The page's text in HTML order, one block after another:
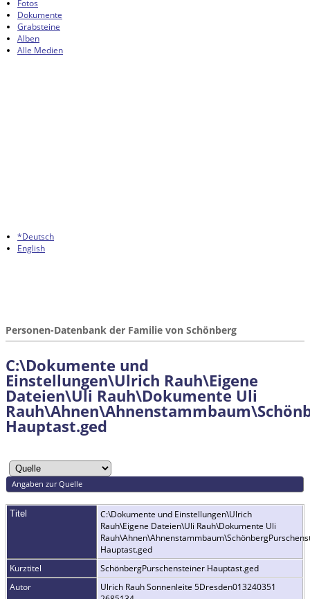
Fotos
Dokumente
Grabsteine
Alben
Alle Medien
*Deutsch
English
Personen-Datenbank der Familie von Schönberg
C:\Dokumente und
Einstellungen\Ulrich Rauh\Eigene
Dateien\Uli Rauh\Dokumente Uli
Hauptast.ged
Angaben zur Quelle
Titel
C:\Dokumente und Einstellungen\Ulrich
Rauh\Eigene Dateien\Uli Rauh\Dokumente Uli
Hauptast.ged
Kurztitel
SchönbergPurschensteiner Hauptast.ged
Autor
Ulrich Rauh Sonnenleite 5Dresden013240351